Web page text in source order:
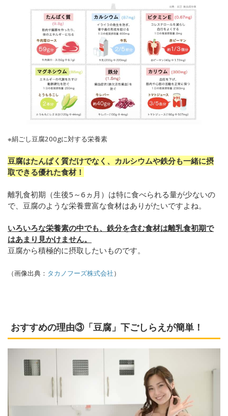
※絹ごし豆腐200gに対する栄養素
豆腐はたんぱく質だけでなく、カルシウムや鉄分も一緒に摂
取できる優れた食材！
離乳食初期（生後5～6ヵ月）は特に食べられる量が少ないの
で、豆腐のような栄養豊富な食材はありがたいですよね。
いろいろな栄養素の中でも、鉄分を含む食材は離乳食初期で
はあまり見かけません。
豆腐から積極的に摂取したいものです。
（画像出典： タカノフーズ株式会社）
おすすめの理由③「豆腐」下ごしらえが簡単！